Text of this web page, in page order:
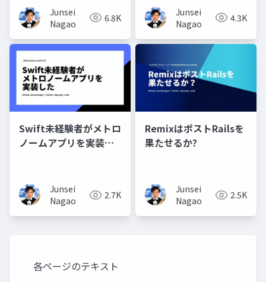
で
Junsei
Nagao
6.8K
Junsei
Nagao
4.3K
Swift未経験者がメトロ
ノームアプリを実装し
Junsei
Nagao
2.7K
RemixはポストRailsを
果たせるか?
Junsei
Nagao
2.5K
各ページのテキスト